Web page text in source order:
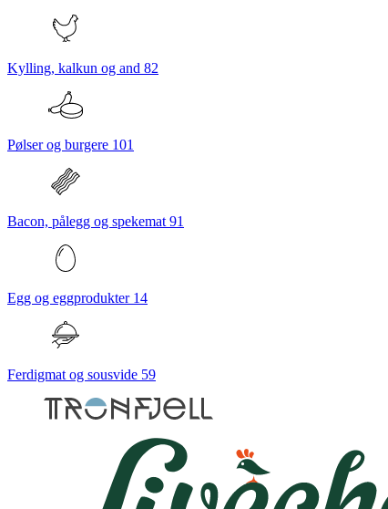
Kylling, kalkun og and 82
Pølser og burgere 101
Bacon, pålegg og spekemat 91
Egg og eggprodukter 14
Ferdigmat og sousvide 59